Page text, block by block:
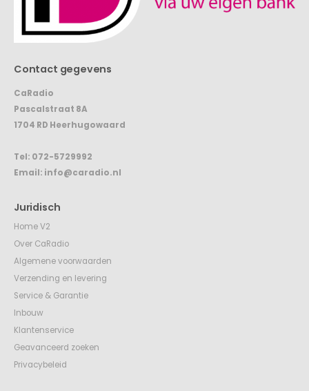
Juridisch